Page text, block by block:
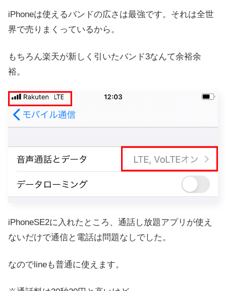
iPhoneは使えるバンドの広さは最強です。それは全世
界で売りまくっているから。
もちろん楽天が新しく引いたバンド3なんて余裕余
裕。
iPhoneSE2に入れたところ、通話し放題アプリが使え
ないだけで通信と電話は問題なしでした。
なのでlineも普通に使えます。